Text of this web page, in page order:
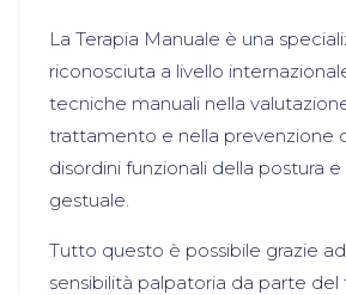
La Terapia Manuale è una
riconosciuta a livello
tecniche manuali nella
trattamento e nella prevenzione
disordini funzionali della postura e
gestuale.
Tutto questo è possibile grazie
sensibilità palpatoria da parte del